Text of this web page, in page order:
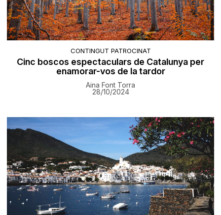
CONTINGUT PATROCINAT
Cinc boscos espectaculars de Catalunya per
enamorar-vos de la tardor
Aina Font Torra
28/10/2024